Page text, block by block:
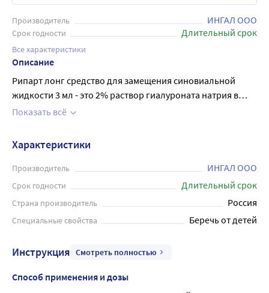
Производитель ИНГАЛ ООО
Срок годности Длительный срок
Все характеристики
Описание
Рипарт лонг средство для замещения синовиальной
жидкости 3 мл - это 2% раствор гиалуроната натрия в
готовом к употреблению шприце. Изделие
синовиальной жидкости при повреждении суставов, для
устранения болевых ощущений и улучшения
подвижности суставов. Применяется при остеоартрозе и
других дегенеративно-дистрофических, травматических
тазобедренных и других крупных суставов, а также в
качестве вспомогательного средства в ортопедической
использовано только специально обученным
Изделие поставляется стерильным. Повторная
Показать всё
Характеристики
Производитель ИНГАЛ ООО
Срок годности Длительный срок
Страна производитель Россия
Специальные свойства Беречь от детей
Инструкция Смотреть полностью
Способ применения и дозы